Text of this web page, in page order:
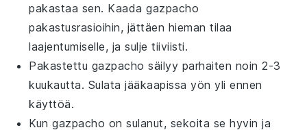
pakastaa sen. Kaadagazpacho
pakastusrasioihin, jättäen hieman tilaa
laajentumiselle, ja sulje tiiviisti.
Pakastettu gazpacho säilyy parhaiten noin 2-3
kuukautta. Sulata jääkaapissa yön yli ennen
käyttöä.
Kungazpacho on sulanut, sekoita se hyvin ja